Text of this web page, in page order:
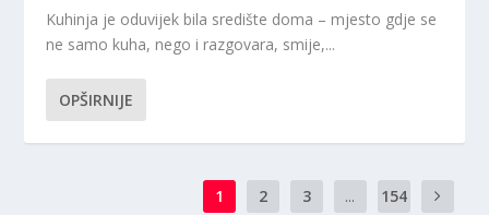
Kuhinja je oduvijek bila središte doma – mjesto gdje se
ne samo kuha, nego i razgovara, smije,...
OPŠIRNIJE
1 2 3 ... 154